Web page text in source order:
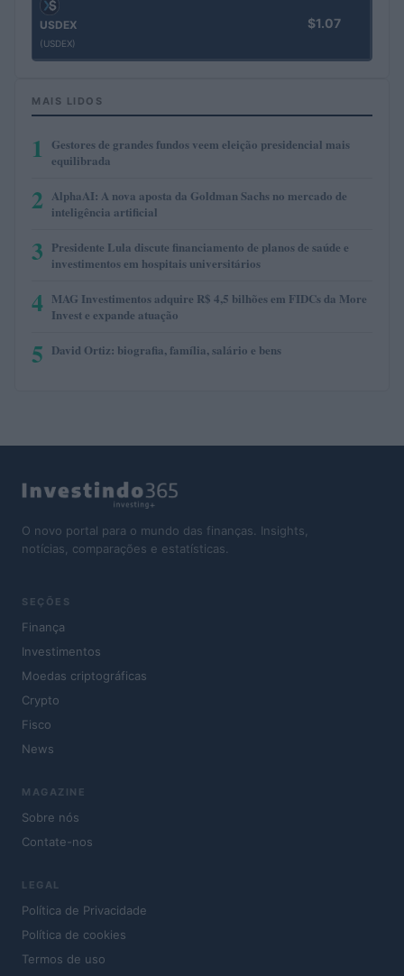
USDEX
(USDEX)
$1.07
MAIS LIDOS
1
Gestores de grandes fundos veem eleição presidencial mais
equilibrada
2 AlphaAI: A nova aposta da Goldman Sachs no mercado de
inteligência artificial
3 Presidente Lula discute financiamento de planos de saúde e
investimentos em hospitais universitários
4 MAG Investimentos adquire R$ 4,5 bilhões em FIDCs da More
Invest e expande atuação
5 David Ortiz: biografia, família, salário e bens
O novo portal para o mundo das finanças. Insights,
notícias, comparações e estatísticas.
SEÇÕES
Finança
Investimentos
Moedas criptográficas
Crypto
Fisco
News
MAGAZINE
Sobre nós
Contate-nos
LEGAL
Política de Privacidade
Política de cookies
Termos de uso